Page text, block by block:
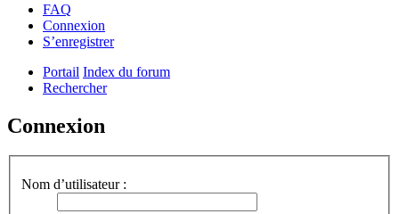
FAQ
Connexion
S’enregistrer
Portail Index du forum
Rechercher
Connexion
Nom d’utilisateur :